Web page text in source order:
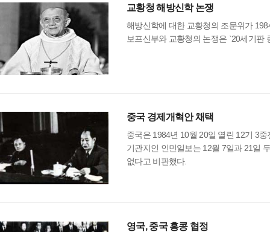
교황청 해방신학 논쟁
해방신학에 대한 교황청의 조문위가
보프신부와 교황청의 논쟁은 `20세기판
중국 경제개혁안 채택
중국은 1984년 10월 20일 열린 12기 3
기관지인 인민일보는 12월 7일과 21일
없다고 비판했다.
영국, 중국 홍콩 협정